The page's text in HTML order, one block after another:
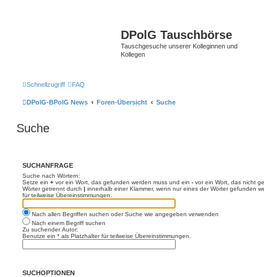
DPolG Tauschbörse
Tauschgesuche unserer Kolleginnen und
Kollegen
Schnellzugriff FAQ
DPolG-BPolG News Foren-Übersicht Suche
Suche
SUCHANFRAGE
Suche nach Wörtern:
Setze ein + vor ein Wort, das gefunden werden muss und ein - vor ein Wort, das nicht
Wörter getrennt durch | innerhalb einer Klammer, wenn nur eines der Wörter gefunden
für teilweise Übereinstimmungen.
Nach allen Begriffen suchen oder Suche wie angegeben verwenden
Nach einem Begriff suchen
Zu suchender Autor:
Benutze ein * als Platzhalter für teilweise Übereinstimmungen.
SUCHOPTIONEN